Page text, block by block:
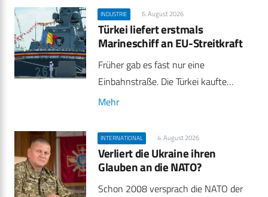
INDUSTRIE 6. August 2026
Türkei liefert erstmals
Marineschiff an EU-Streitkraft
Früher gab es fast nur eine
Einbahnstraße. Die Türkei kaufte…
Mehr
INTERNATIONAL 4. August 2026
Verliert die Ukraine ihren
Glauben an die NATO?
Schon 2008 versprach die NATO der